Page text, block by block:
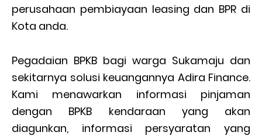
perusahaan pembiayaan leasing dan BPR di
Kota anda.
Pegadaian BPKB bagi warga Sukamaju dan
sekitarnya solusi keuangannya Adira Finance.
Kami menawarkan informasi pinjaman
dengan BPKB kendaraan yang akan
diagunkan, informasi persyaratan yang